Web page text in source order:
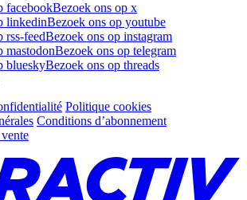
facebookBezoek ons op x
linkedinBezoek ons op youtube
rss-feedBezoek ons op instagram
mastodonBezoek ons op telegram
blueskyBezoek ons op threads
Politique cookies
Conditions d’abonnement